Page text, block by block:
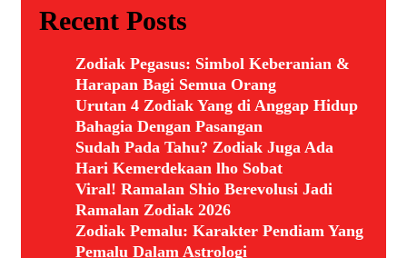
Recent Posts
Zodiak Pegasus: Simbol Keberanian &
Harapan Bagi Semua Orang
Urutan 4 Zodiak Yang di Anggap Hidup
Bahagia Dengan Pasangan
Sudah Pada Tahu? Zodiak Juga Ada
Hari Kemerdekaan lho Sobat
Viral! Ramalan Shio Berevolusi Jadi
Ramalan Zodiak 2026
Zodiak Pemalu: Karakter Pendiam Yang
Pemalu Dalam Astrologi